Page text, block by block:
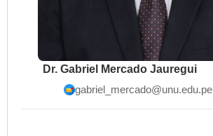
Dr. Gabriel Mercado Jauregui
gabriel_mercado@unu.edu.pe